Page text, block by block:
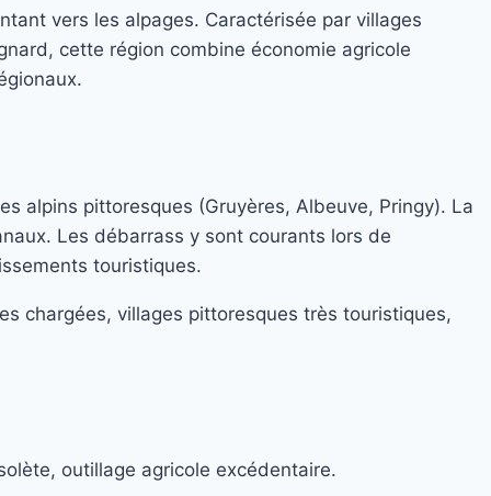
vers les alpages. Caractérisée par villages
cette région combine économie agricole
alpins pittoresques (Gruyères, Albeuve, Pringy). La
Les débarrass y sont courants lors de
touristiques.
chargées, villages pittoresques très touristiques,
outillage agricole excédentaire.